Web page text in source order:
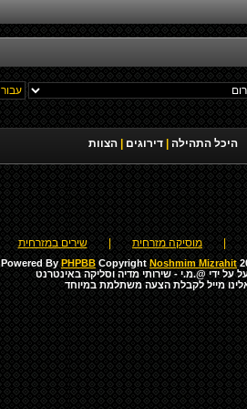
היכל התהילה דירוגים הצוות
מוסיקה מזרחית שירים במזרחית
Powered By PHPBB Copyright Noshmim Mizrahit
על ידי @.מ.י - שירותי מדיה וסליקה באינטרנט
מייל לקבלת הצעה משתלמת במיוחד